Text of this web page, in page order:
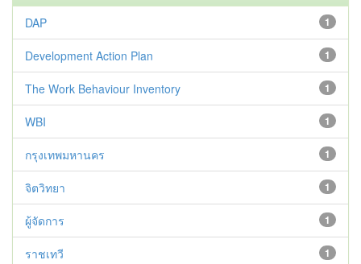
1
DAP
1
Development Action Plan
1
The Work Behaviour Inventory
1
WBI
1
กรุงเทพมหานคร
1
จิตวิทยา
1
ผู้จัดการ
1
ราชเทวี